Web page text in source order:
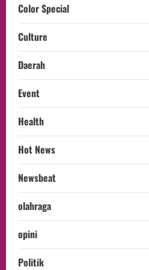
Color Special
Culture
Daerah
Event
Health
Hot News
Newsbeat
olahraga
opini
Politik